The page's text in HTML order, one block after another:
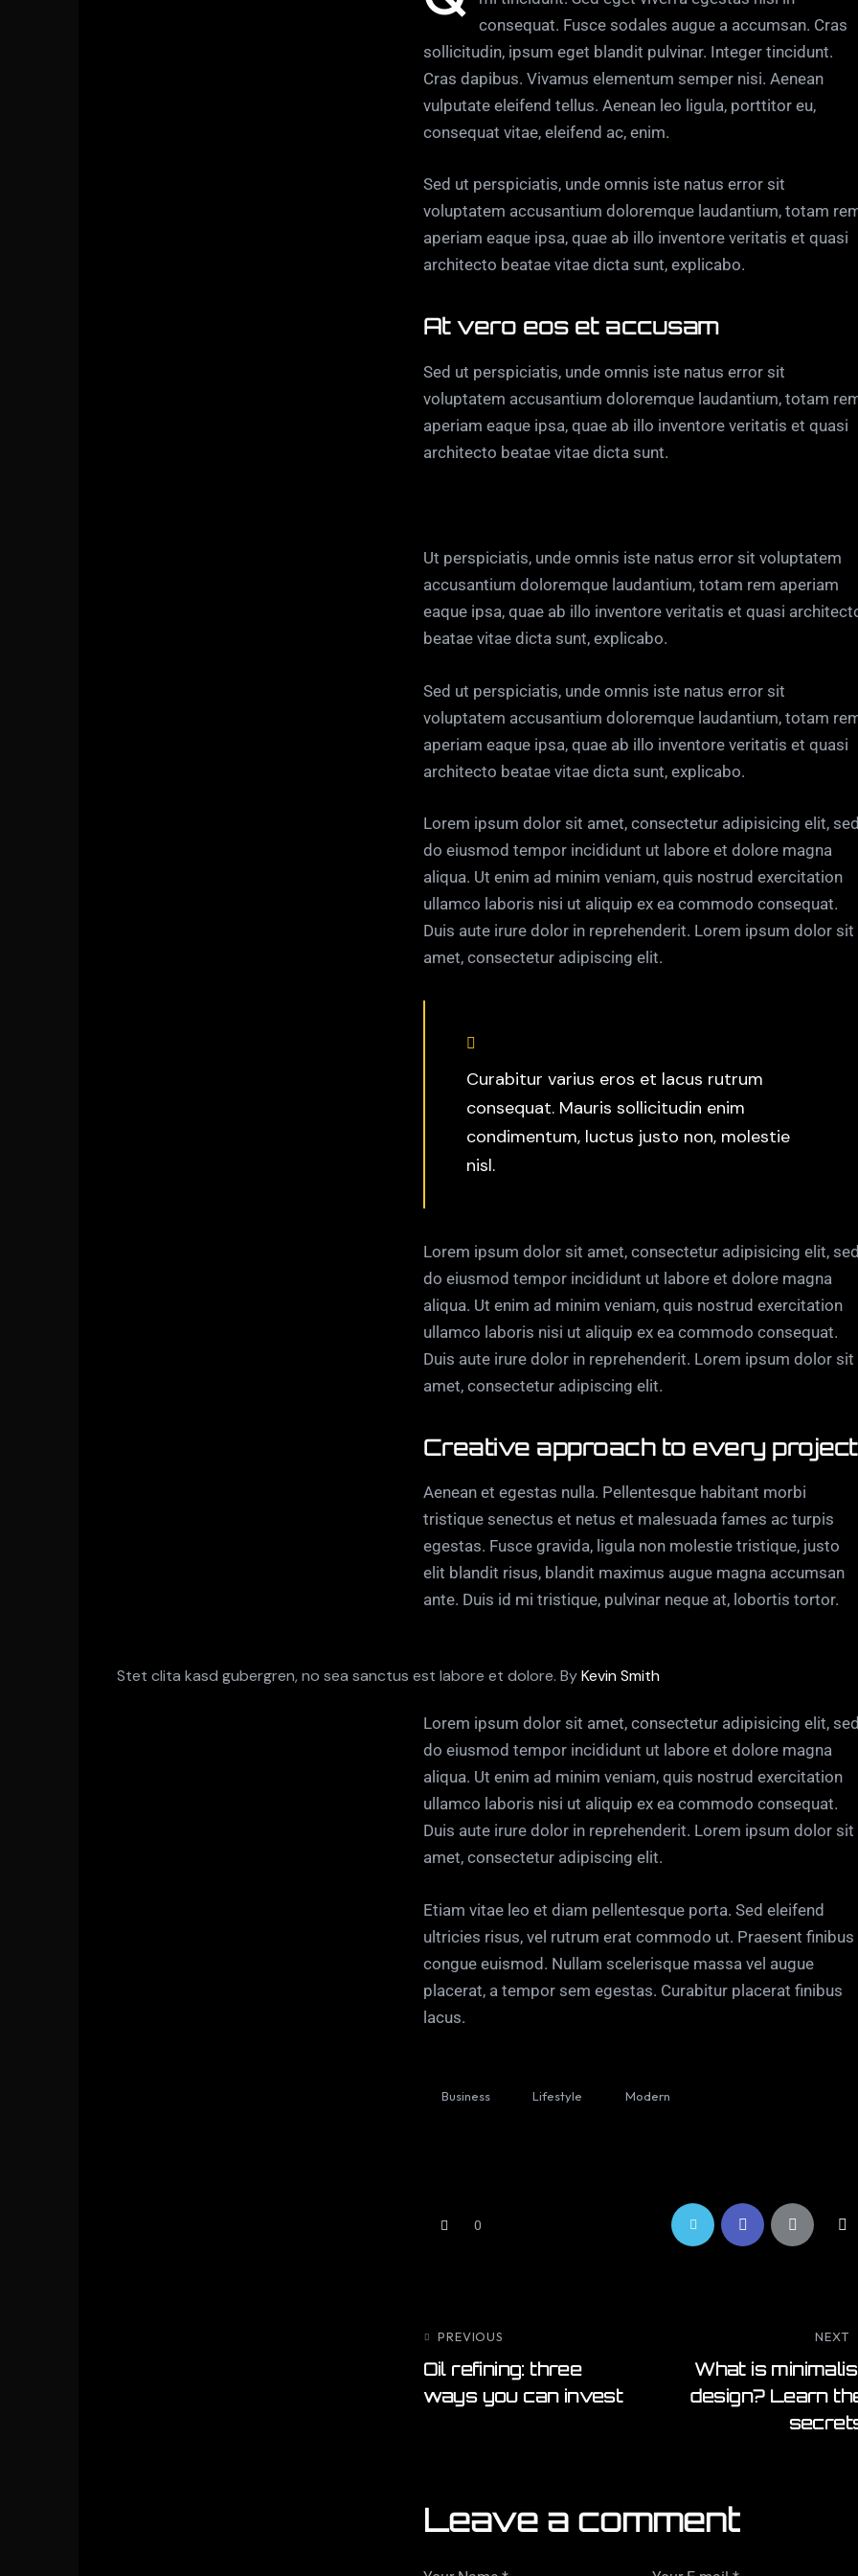
consequat. Fusce sodales augue a accumsan. Cras
sollicitudin, ipsum eget blandit pulvinar. Integer tincidunt.
Cras dapibus. Vivamus elementum semper nisi. Aenean
vulputate eleifend tellus. Aenean leo ligula, porttitor eu,
consequat vitae, eleifend ac, enim.
Sed ut perspiciatis, unde omnis iste natus error sit
voluptatem accusantium doloremque laudantium, totam
aperiam eaque ipsa, quae ab illo inventore veritatis et quasi
architecto beatae vitae dicta sunt, explicabo.
At vero eos et accusam
Sed ut perspiciatis, unde omnis iste natus error sit
voluptatem accusantium doloremque laudantium, totam
aperiam eaque ipsa, quae ab illo inventore veritatis et quasi
architecto beatae vitae dicta sunt.
Ut perspiciatis, unde omnis iste natus error sit voluptatem
accusantium doloremque laudantium, totam rem aperiam
eaque ipsa, quae ab illo inventore veritatis et quasi
beatae vitae dicta sunt, explicabo.
Sed ut perspiciatis, unde omnis iste natus error sit
voluptatem accusantium doloremque laudantium, totam
aperiam eaque ipsa, quae ab illo inventore veritatis et quasi
architecto beatae vitae dicta sunt, explicabo.
Lorem ipsum dolor sit amet, consectetur adipisicing elit,
do eiusmod tempor incididunt ut labore et dolore magna
aliqua. Ut enim ad minim veniam, quis nostrud exercitation
ullamco laboris nisi ut aliquip ex ea commodo consequat.
Duis aute irure dolor in reprehenderit. Lorem ipsum dolor sit
amet, consectetur adipiscing elit.
Curabitur varius eros et lacus rutrum
consequat. Mauris sollicitudin enim
condimentum, luctus justo non, molestie
nisl.
Lorem ipsum dolor sit amet, consectetur adipisicing elit,
do eiusmod tempor incididunt ut labore et dolore magna
aliqua. Ut enim ad minim veniam, quis nostrud exercitation
ullamco laboris nisi ut aliquip ex ea commodo consequat.
Duis aute irure dolor in reprehenderit. Lorem ipsum dolor sit
amet, consectetur adipiscing elit.
Creative approach to every project
Aenean et egestas nulla. Pellentesque habitant morbi
tristique senectus et netus et malesuada fames ac turpis
egestas. Fusce gravida, ligula non molestie tristique, justo
elit blandit risus, blandit maximus augue magna accumsan
ante. Duis id mi tristique, pulvinar neque at, lobortis tortor.
Stet clita kasd gubergren, no sea sanctus est labore et dolore. ByKevin Smith
Lorem ipsum dolor sit amet, consectetur adipisicing elit,
do eiusmod tempor incididunt ut labore et dolore magna
aliqua. Ut enim ad minim veniam, quis nostrud exercitation
ullamco laboris nisi ut aliquip ex ea commodo consequat.
Duis aute irure dolor in reprehenderit. Lorem ipsum dolor sit
amet, consectetur adipiscing elit.
Etiam vitae leo et diam pellentesque porta. Sed eleifend
ultricies risus, vel rutrum erat commodo ut. Praesent finibus
congue euismod. Nullam scelerisque massa vel augue
placerat, a tempor sem egestas. Curabitur placerat finibus
lacus.
Business Lifestyle Modern
0
PREVIOUS
Oil refining: three
ways you can invest
NEXT
What is
design? Learn
Leave a comment